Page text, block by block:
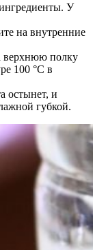
У
на внутренние
верхнюю полку
100 °C в
остынет, и
губкой.